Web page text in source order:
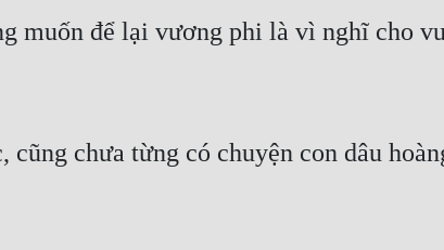
muốn để lại vương phi là vì nghĩ cho
cũng chưa từng có chuyện con dâu